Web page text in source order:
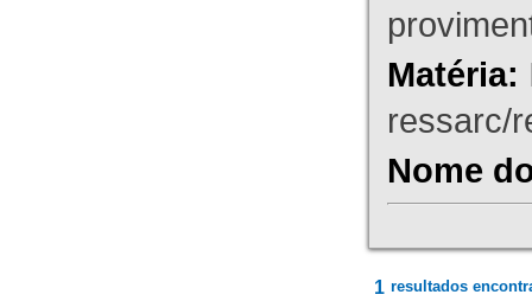
Matéria:
ressarc/
Nome
1 resultados